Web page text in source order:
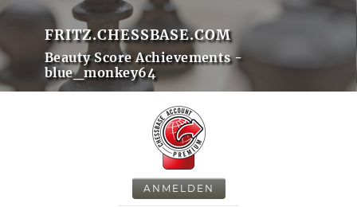
FRITZ.CHESSBASE.COM
Beauty Score Achievements -
blue_monkey64
ANMELDEN